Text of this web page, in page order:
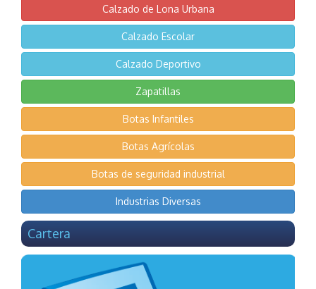
Calzado de Lona Urbana
Calzado Escolar
Calzado Deportivo
Zapatillas
Botas Infantiles
Botas Agrícolas
Botas de seguridad industrial
Industrias Diversas
Cartera